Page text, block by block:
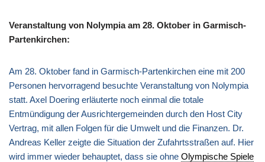
Veranstaltung von Nolympia am 28. Oktober in Garmisch-
Partenkirchen:
Am 28. Oktober fand in Garmisch-Partenkirchen eine mit 200
Personen hervorragend besuchte Veranstaltung von Nolympia
statt. Axel Doering erläuterte noch einmal die totale
Entmündigung der Ausrichtergemeinden durch den Host City
Vertrag, mit allen Folgen für die Umwelt und die Finanzen. Dr.
Andreas Keller zeigte die Situation der Zufahrtsstraßen auf. Hier
wird immer wieder behauptet, dass sie ohne Olympische Spiele